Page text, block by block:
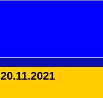
20.11.2021